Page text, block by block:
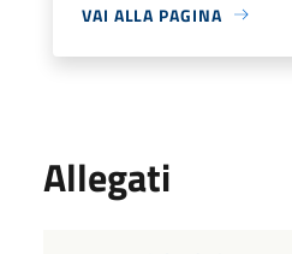
VAI ALLA PAGINA
Allegati